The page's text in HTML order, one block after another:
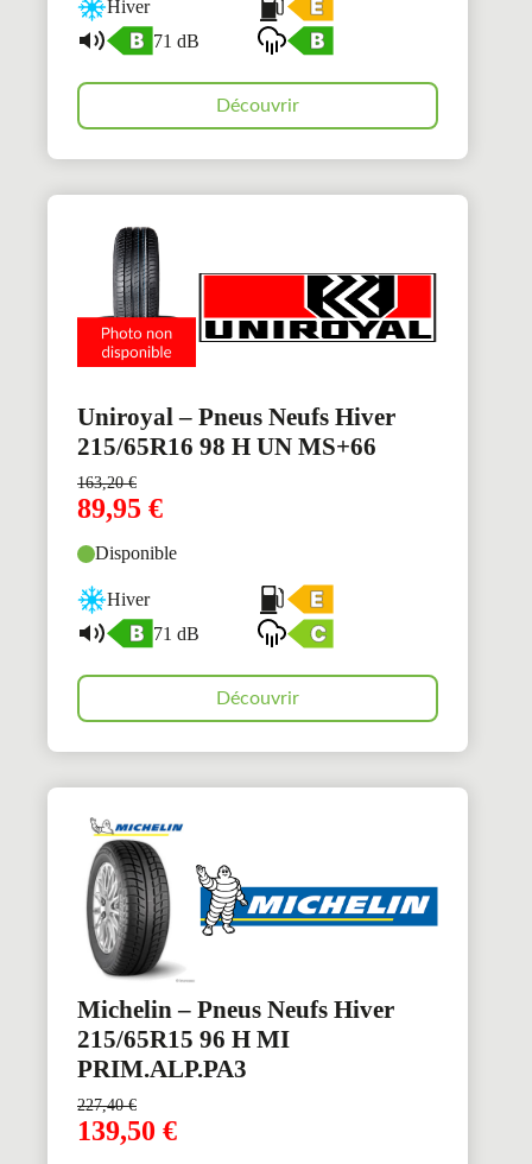
Hiver
71 dB
Découvrir
Uniroyal – Pneus Neufs Hiver
215/65R16 98 H UN MS+66
163,20€
89,95 €
Disponible
Hiver
71 dB
Découvrir
Michelin – Pneus Neufs Hiver
215/65R15 96 H MI
PRIM.ALP.PA3
227,40€
139,50 €